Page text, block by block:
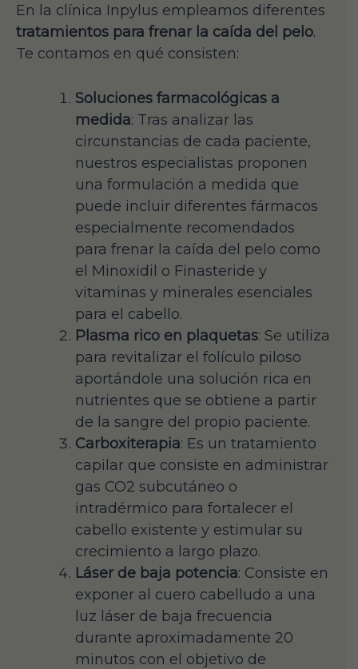
En la clínica Inpylus empleamos diferentes
tratamientos para frenar la caída del pelo.
Te contamos en qué consisten:
Soluciones farmacológicas a
medida: Tras analizar las
circunstancias de cada paciente,
nuestros especialistas proponen
una formulación a medida que
puede incluir diferentes fármacos
especialmente recomendados
para frenar la caída del pelo como
el Minoxidil o Finasteride y
vitaminas y minerales esenciales
para el cabello.
Plasma rico en plaquetas: Se utiliza
para revitalizar el folículo piloso
aportándole una solución rica en
nutrientes que se obtiene a partir
de la sangre del propio paciente.
Carboxiterapia: Es un tratamiento
capilar que consiste en administrar
gas CO2 subcutáneo o
intradérmico para fortalecer el
cabello existente y estimular su
crecimiento a largo plazo.
Láser de baja potencia: Consiste en
exponer al cuero cabelludo a una
luz láser de baja frecuencia
durante aproximadamente 20
minutos con el objetivo de